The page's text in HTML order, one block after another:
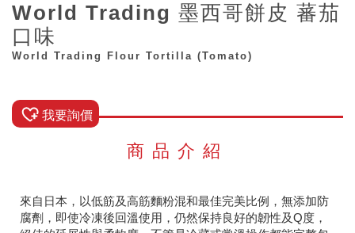
World Trading 墨西哥餅皮 蕃茄
口味
World Trading Flour Tortilla (Tomato)
我要詢價
商品介紹
來自日本，以低筋及高筋麵粉混和最佳完美比例，無添加防
腐劑，即使冷凍後回溫使用，仍然保持良好的韌性及Q度，